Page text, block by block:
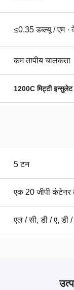
≤0.35 डब्ल्यू / एम ·
कम तापीय चालकता
1200C मिट्टी
5 टन
एक 20 जीपी
एल / सी, डी / ए, डी /